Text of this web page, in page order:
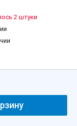
2 штуки